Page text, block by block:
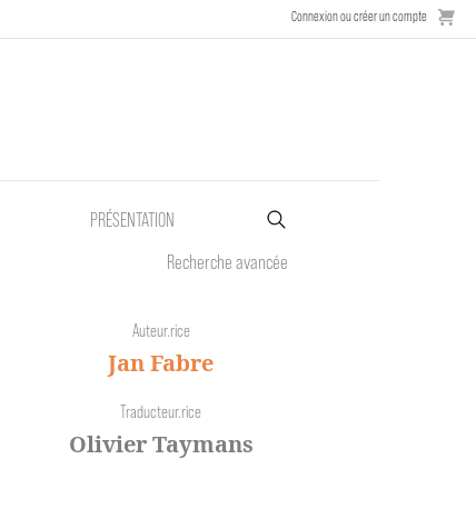
Connexion ou créer un compte
Recherche avancée
PRÉSENTATION
Auteur.rice
Jan Fabre
Traducteur.rice
Olivier Taymans